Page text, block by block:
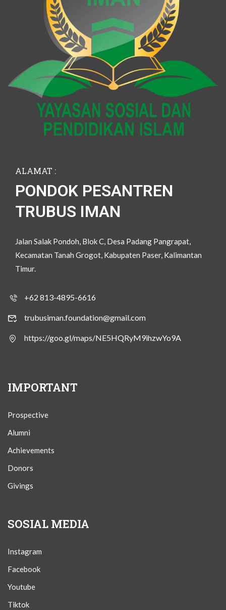
ALAMAT :
PONDOK PESANTREN
TRUBUS IMAN
Jalan Salak Pondoh, Blok C, Desa Padang Pangrapat,
Kecamatan Tanah Grogot, Kabupaten Paser, Kalimantan
Timur.
+62 813-4895-6616
trubusiman.foundation@gmail.com
https://goo.gl/maps/NE5HQRyM9ihzwYo9A
IMPORTANT
Prospective
Alumni
Achievements
Donors
Givings
SOSIAL MEDIA
Instagram
Facebook
Youtube
Tiktok